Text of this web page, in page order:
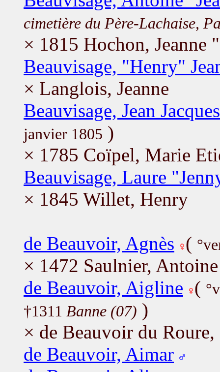
cimetière du Père-Lachaise,
× 1815 Hochon, Jeanne
Beauvisage, "Henry"
× Langlois, Jeanne
Beauvisage, Jean Jacques
janvier 1805 )
× 1785 Coïpel, Marie
Beauvisage, Laure
× 1845 Willet, Henry
de Beauvoir, Agnès (
× 1472 Saulnier, Antoine
de Beauvoir, Aigline (
†1311 Banne (07) )
× de Beauvoir du
de Beauvoir, Aimar